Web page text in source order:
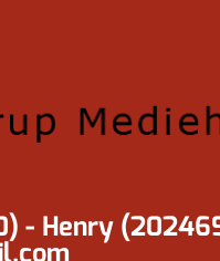
- Henry